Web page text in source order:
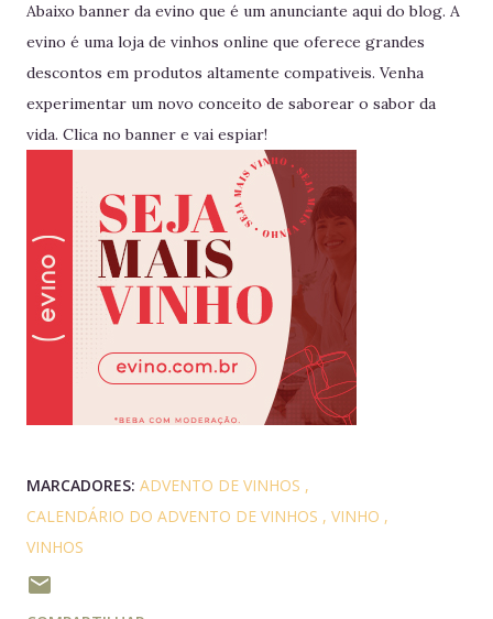
Abaixo banner da evino que é um anunciante aqui do blog. A
evino é uma loja de vinhos online que oferece grandes
descontos em produtos altamente compativeis. Venha
experimentar um novo conceito de saborear o sabor da
vida. Clica no banner e vai espiar!
MARCADORES: ADVENTO DE VINHOS
CALENDÁRIO DO ADVENTO DE VINHOS
VINHO
VINHOS